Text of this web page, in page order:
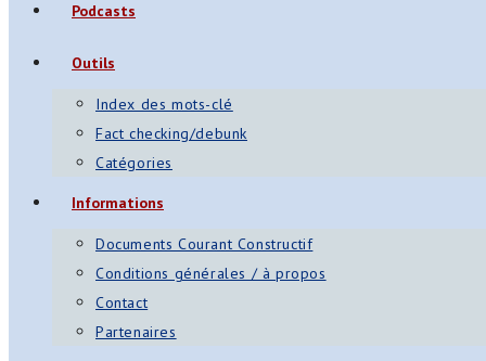
Podcasts
Outils
Index des mots-clé
Fact checking/debunk
Catégories
Informations
Documents Courant Constructif
Conditions générales / à propos
Contact
Partenaires